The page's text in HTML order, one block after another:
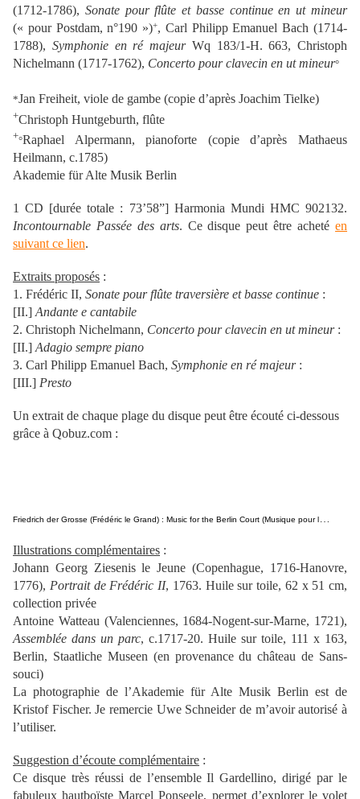
(1712-1786), Sonate pour flûte et basse continue en ut mineur
(« pour Postdam, n°190 »)+, Carl Philipp Emanuel Bach (1714-
1788), Symphonie en ré majeurWq 183/1-H. 663, Christoph
Nichelmann (1717-1762), Concerto pour clavecin en ut mineur°
*Jan Freiheit, viole de gambe (copie d’après Joachim Tielke)
+Christoph Huntgeburth, flûte
+°Raphael Alpermann, pianoforte (copie d’après Mathaeus
Heilmann, c.1785)
Akademie für Alte Musik Berlin
1 CD [durée totale : 73’58”] Harmonia Mundi HMC 902132.
Incontournable Passée des arts. Ce disque peut être achetéen
suivant ce lien.
Extraits proposés :
1. Frédéric II, Sonate pour flûte traversière et basse continue :
[II.] Andante e cantabile
2. Christoph Nichelmann, Concerto pour clavecin en ut mineur:
[II.] Adagio sempre piano
3. Carl Philipp Emanuel Bach, Symphonie en ré majeur:
[III.] Presto
Un extrait de chaque plage du disque peut être écouté ci-dessous
grâce à Qobuz.com :
Illustrations complémentaires :
Johann Georg Ziesenis le Jeune (Copenhague, 1716-Hanovre,
1776), Portrait de Frédéric II, 1763. Huile sur toile, 62 x 51 cm,
collection privée
Antoine Watteau (Valenciennes, 1684-Nogent-sur-Marne, 1721),
Assemblée dans un parc, c.1717-20. Huile sur toile, 111 x 163,
Berlin, Staatliche Museen (en provenance du château de Sans-
souci)
La photographie de l’Akademie für Alte Musik Berlin est de
Kristof Fischer. Je remercie Uwe Schneider de m’avoir autorisé à
l’utiliser.
Suggestion d’écoute complémentaire :
Ce disque très réussi de l’ensemble Il Gardellino, dirigé par le
fabuleux hautboïste Marcel Ponseele, permet d’explorer le volet